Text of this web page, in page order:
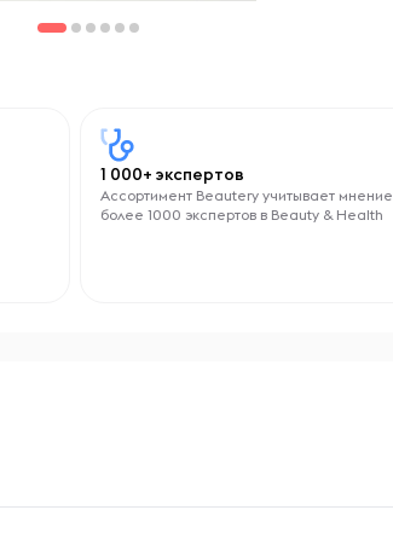
1 000+ экспертов
Ассортимент Beautery учитывает мнение
более 1000 экспертов в Beauty & Health